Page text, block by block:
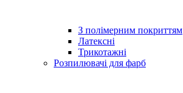
З полімерним покриттям
Латексні
Трикотажні
Розпилювачі для фарб